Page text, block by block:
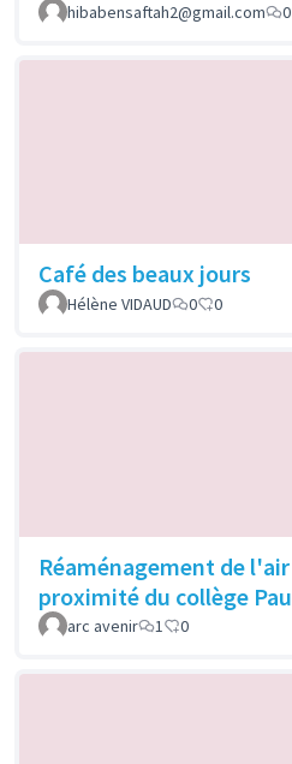
hibabensaftah2@gmail.com 0
Café des beaux jours
Hélène VIDAUD
0 0
Réaménagement de
proximité du collège
arc avenir 1 0